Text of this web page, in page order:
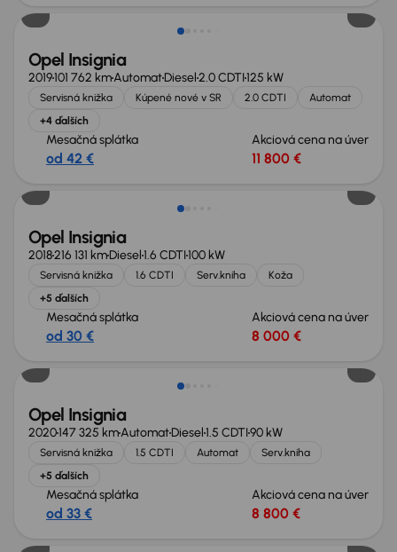
Opel Insignia
2019101 762 kmAutomatDiesel2.0 CDTI125 kW
Servisná knižka Kúpené nové v SR 2.0 CDTI
Automat
+4 ďalších
Mesačná splátka
od 42 €
Akciová cena na úver
11 800 €
Opel Insignia
2018216 131 kmDiesel1.6 CDTI100 kW
Servisná knižka 1.6 CDTI Serv.kniha
Koža
+5 ďalších
Mesačná splátka
od 30 €
Akciová cena na úver
8 000 €
Zlacnené o 1 200 €
Opel Insignia
2020147 325 kmAutomatDiesel1.5 CDTI90 kW
Servisná knižka 1.5 CDTI Automat
Serv.kniha
+5 ďalších
Mesačná splátka
od 33 €
Akciová cena na úver
8 800 €